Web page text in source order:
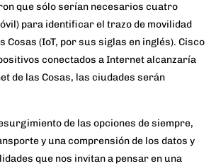
que sólo serían necesarios cuatro
para identificar el trazo de movilidad
Cosas (IoT, por sus siglas en inglés). Cisco
conectados a Internet alcanzaría
de las Cosas, las ciudades serán
de las opciones de siempre,
y una comprensión de los datos y
que nos invitan a pensar en una